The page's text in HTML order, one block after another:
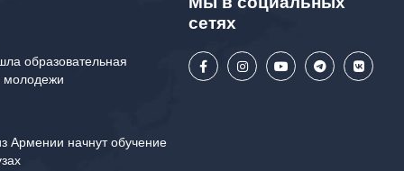
образовательная
молодежи
Армении начнут обучение
сетях